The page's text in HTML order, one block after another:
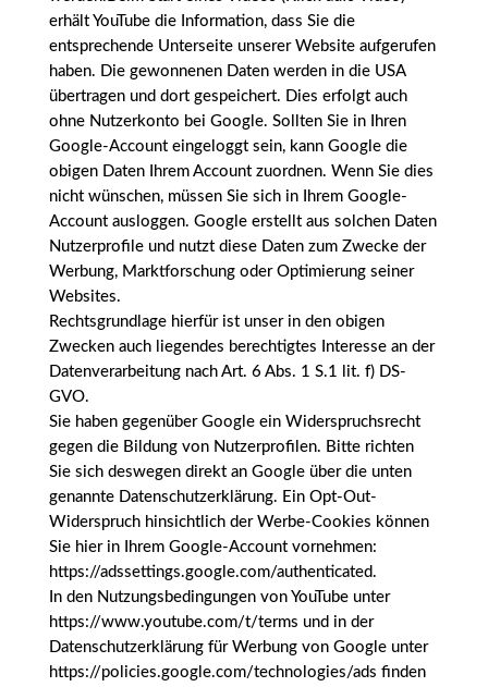
erhält YouTube die Information, dass Sie die
entsprechende Unterseite unserer Website aufgerufen
haben. Die gewonnenen Daten werden in die USA
übertragen und dort gespeichert. Dies erfolgt auch
ohne Nutzerkonto bei Google. Sollten Sie in Ihren
Google-Account eingeloggt sein, kann Google die
obigen Daten Ihrem Account zuordnen. Wenn Sie dies
nicht wünschen, müssen Sie sich in Ihrem Google-
Account ausloggen. Google erstellt aus solchen Daten
Nutzerprofile und nutzt diese Daten zum Zwecke der
Werbung, Marktforschung oder Optimierung seiner
Websites.
Rechtsgrundlage hierfür ist unser in den obigen
Zwecken auch liegendes berechtigtes Interesse an der
Datenverarbeitung nach Art. 6 Abs. 1 S.1 lit. f) DS-
GVO.
Sie haben gegenüber Google ein Widerspruchsrecht
gegen die Bildung von Nutzerprofilen. Bitte richten
Sie sich deswegen direkt an Google über die unten
genannte Datenschutzerklärung. Ein Opt-Out-
Widerspruch hinsichtlich der Werbe-Cookies können
Sie hier in Ihrem Google-Account vornehmen:
https://adssettings.google.com/authenticated.
In den Nutzungsbedingungen von YouTube unter
https://www.youtube.com/t/terms und in der
Datenschutzerklärung für Werbung von Google unter
https://policies.google.com/technologies/ads finden